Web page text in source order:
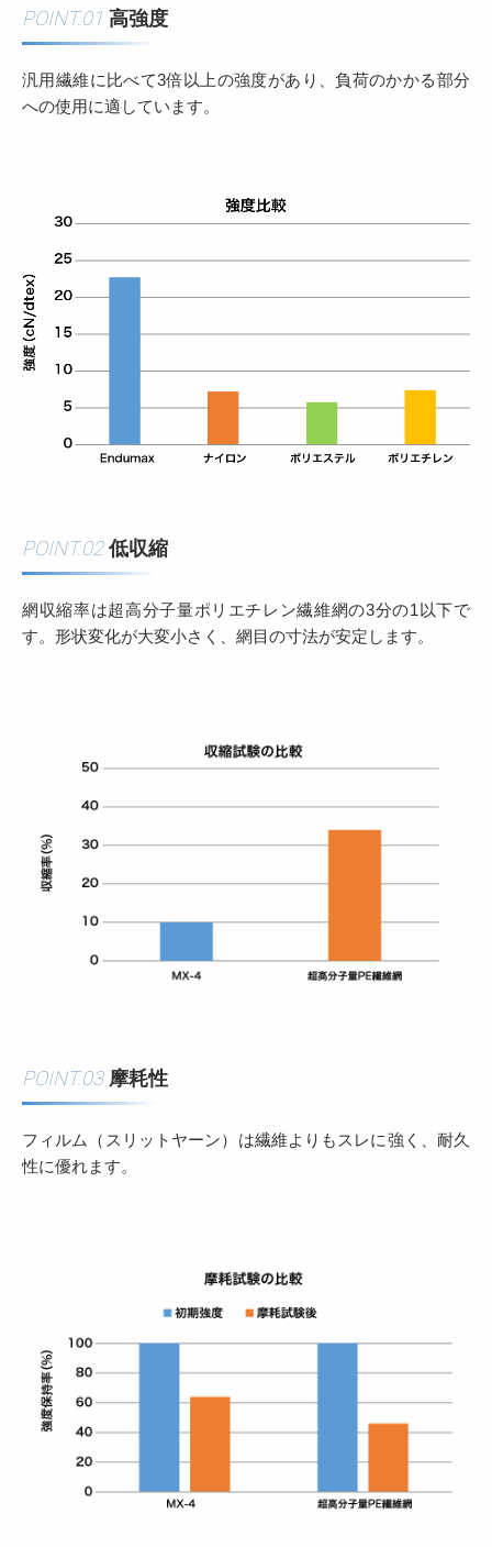
POINT.01 高強度
汎用繊維に比べて3倍以上の強度があり、負荷のかかる部分
への使用に適しています。
POINT.02 低収縮
網収縮率は超高分子量ポリエチレン繊維網の3分の1以下で
す。 形状変化が大変小さく、網目の寸法が安定します。
POINT.03 摩耗性
フィルム（スリットヤーン）は繊維よりもスレに強く、耐久
性に優れます。